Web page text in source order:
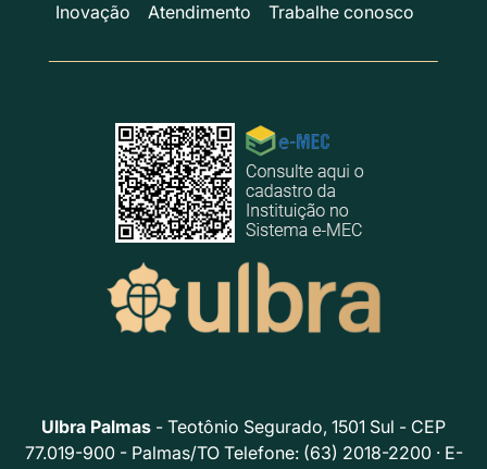
Inovação
Atendimento Trabalhe conosco
Ulbra Palmas - Teotônio Segurado, 1501 Sul - CEP
77.019-900 - Palmas/TO Telefone: (63) 2018-2200 · E-